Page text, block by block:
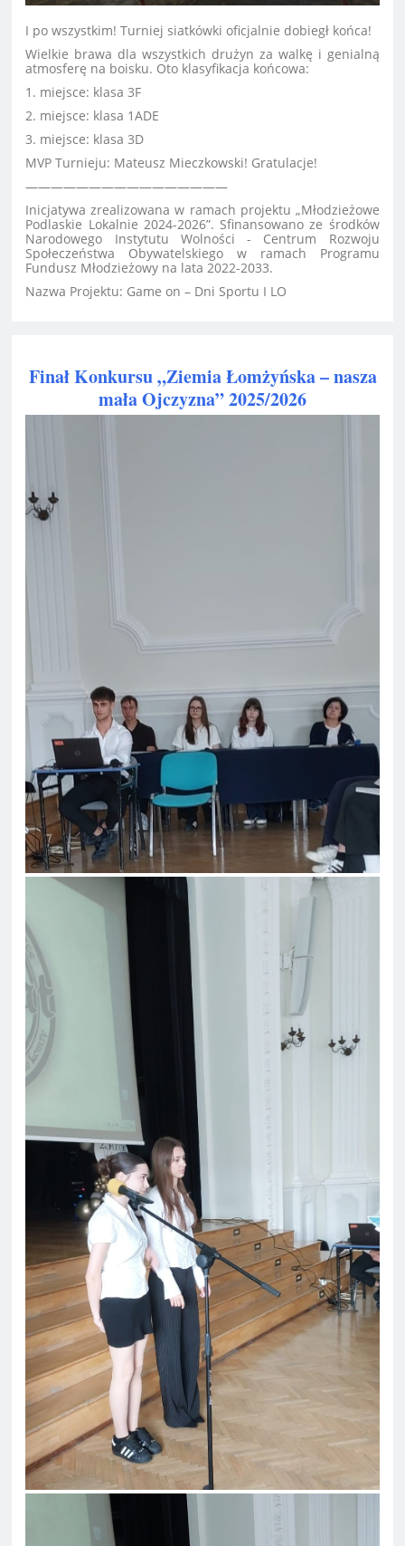
I po wszystkim! Turniej siatkówki oficjalnie dobiegł końca!
Wielkie brawa dla wszystkich drużyn za walkę i genialną
atmosferę na boisku. Oto klasyfikacja końcowa:
1. miejsce: klasa 3F
2. miejsce: klasa 1ADE
3. miejsce: klasa 3D
MVP Turnieju: Mateusz Mieczkowski! Gratulacje!
————————————————
Inicjatywa zrealizowana w ramach projektu „Młodzieżowe
Podlaskie Lokalnie 2024-2026”. Sfinansowano ze środków
Narodowego Instytutu Wolności - Centrum Rozwoju
Społeczeństwa Obywatelskiego w ramach Programu
Fundusz Młodzieżowy na lata 2022-2033.
Nazwa Projektu: Game on – Dni Sportu I LO
Finał Konkursu „Ziemia Łomżyńska – nasza
mała Ojczyzna” 2025/2026